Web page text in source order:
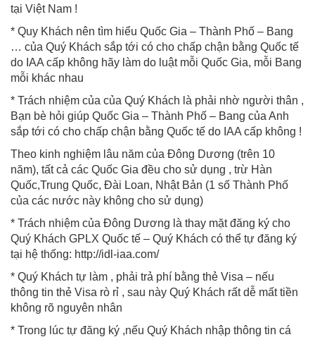
tại Việt Nam !
* Quy Khách nên tìm hiểu Quốc Gia – Thành Phố – Bang
… của Quý Khách sắp tới có cho chấp chận bằng Quốc tế
do IAA cấp không hãy làm do luật mỗi Quốc Gia, mỗi Bang
mỗi khác nhau
* Trách nhiệm của của Quý Khách là phải nhờ người thân ,
Bạn bè hỏi giúp Quốc Gia – Thành Phố – Bang của Anh
sắp tới có cho chấp chận bằng Quốc tế do IAA cấp không !
Theo kinh nghiệm lâu năm của Đông Dương (trên 10
năm), tất cả các Quốc Gia đều cho sử dụng , trừ Hàn
Quốc,Trung Quốc, Đài Loan, Nhật Bản (1 số Thành Phố
của các nước này không cho sử dụng)
* Trách nhiệm của Đông Dương là thay mặt đăng ký cho
Quý Khách GPLX Quốc tế – Quý Khách có thể tự đăng ký
tại hệ thống: http://idl-iaa.com/
* Quý Khách tự làm , phải trả phí bằng thẻ Visa – nếu
thông tin thẻ Visa rò rỉ , sau này Quý Khách rất dễ mất tiền
không rõ nguyên nhân
* Trong lúc tự đăng ký ,nếu Quý Khách nhập thông tin cá